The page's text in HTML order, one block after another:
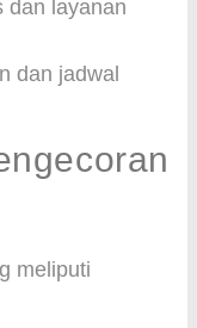
dan layanan
dan jadwal
meliputi